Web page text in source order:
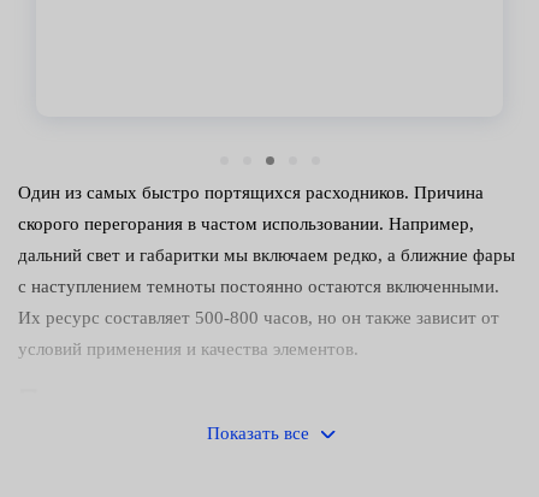
Один из самых быстро портящихся расходников. Причина
скорого перегорания в частом использовании. Например,
дальний свет и габаритки мы включаем редко, а ближние фары
с наступлением темноты постоянно остаются включенными.
Их ресурс составляет 500-800 часов, но он также зависит от
условий применения и качества элементов.
сервисах Fresh Auto
Показать все